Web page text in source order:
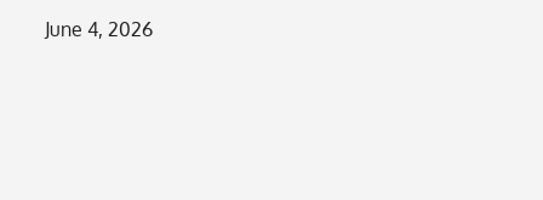
Posted
June 4, 2026